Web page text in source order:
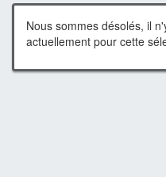
Nous sommes désolés, il
actuellement pour cette